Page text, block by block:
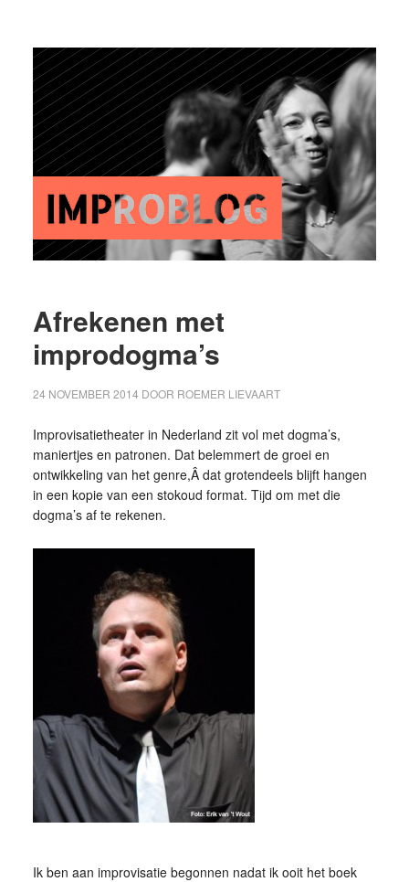
Afrekenen met
improdogma’s
24 NOVEMBER 2014 DOOR ROEMER LIEVAART
Improvisatietheater in Nederland zit vol met dogma’s,
maniertjes en patronen. Dat belemmert de groei en
ontwikkeling van het genre,Â dat grotendeels blijft hangen
in een kopie van een stokoud format. Tijd om met die
dogma’s af te rekenen.
Ik ben aan improvisatie begonnen nadat ik ooit het boek